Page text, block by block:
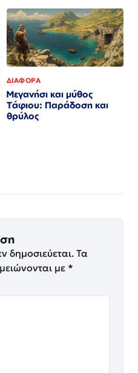
ΔΙΑΦΟΡΑ
Μεγανήσι και μύθος
Τάφιου: Παράδοση και
θρύλος
δημοσιεύεται. Τα
με *